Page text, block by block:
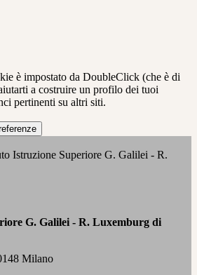
è impostato da DoubleClick (che è di
a costruire un profilo dei tuoi
pertinenti su altri siti.
Istruzione Superiore G. Galilei - R.
G. Galilei - R. Luxemburg di
Milano